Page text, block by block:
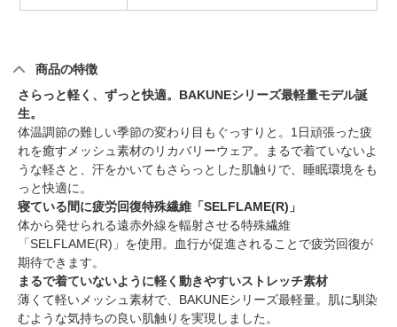
商品の特徴
さらっと軽く、ずっと快適。BAKUNEシリーズ最軽量モデル誕
生。
体温調節の難しい季節の変わり目もぐっすりと。1日頑張った疲
れを癒すメッシュ素材のリカバリーウェア。まるで着ていないよ
うな軽さと、汗をかいてもさらっとした肌触りで、睡眠環境をも
っと快適に。
寝ている間に疲労回復特殊繊維「SELFLAME(R)」
体から発せられる遠赤外線を輻射させる特殊繊維
「SELFLAME(R)」を使用。血行が促進されることで疲労回復が
期待できます。
まるで着ていないように軽く動きやすいストレッチ素材
薄くて軽いメッシュ素材で、BAKUNEシリーズ最軽量。肌に馴染
むような気持ちの良い肌触りを実現しました。